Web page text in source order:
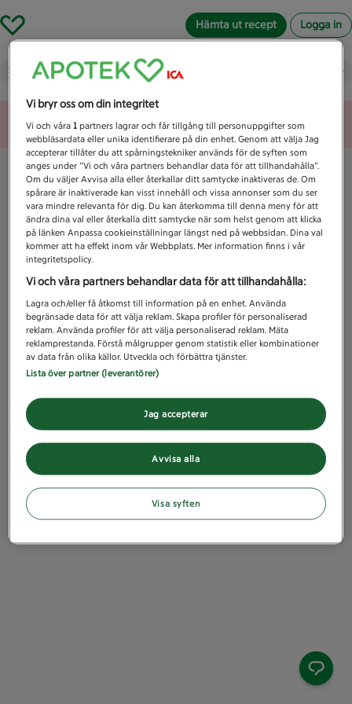
Hämta ut recept Logga in
Vad letar du efter idag?
Unknown error
Vi bryr oss om din integritet
Vi och våra1 partners lagrar och får tillgång till personuppgifter som
webbläsardata eller unika identifierare på din enhet. Genom att välja Jag
accepterar tillåter du att spårningstekniker används för de syften som
anges under ”Vi och våra partners behandlar data för att tillhandahålla”.
Om du väljer Avvisa alla eller återkallar ditt samtycke inaktiveras de. Om
spårare är inaktiverade kan visst innehåll och vissa annonser som du ser
vara mindre relevanta för dig. Du kan återkomma till denna meny för att
ändra dina val eller återkalla ditt samtycke när som helst genom att klicka
på länken Anpassa cookieinställningar längst ned på webbsidan. Dina val
kommer att ha effekt inom vår Webbplats. Mer information finns i vår
integritetspolicy.
Vi och våra partners behandlar data för att tillhandahålla:
Lagra och/eller få åtkomst till information på en enhet. Använda
begränsade data för att välja reklam. Skapa profiler för personaliserad
reklam. Använda profiler för att välja personaliserad reklam. Mäta
reklamprestanda. Förstå målgrupper genom statistik eller kombinationer
av data från olika källor. Utveckla och förbättra tjänster.
Lista över partner (leverantörer)
Avvisa alla
Jag accepterar
Visa syften